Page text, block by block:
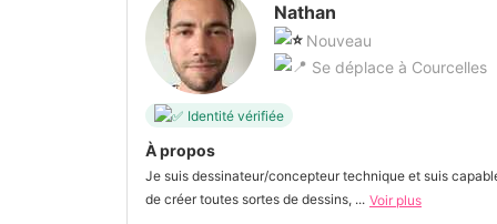
Nathan
Nouveau
Se déplace à Courcelles
Identité vérifiée
À propos
Je suis dessinateur/concepteur technique et suis
de créer toutes sortes de dessins, ... Voir plus